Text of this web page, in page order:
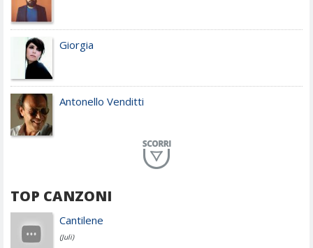
Giorgia
Antonello Venditti
Achille Lauro
TOP CANZONI
Cantilene
(Juli)